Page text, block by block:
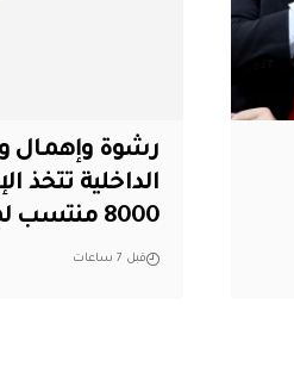
رشوة وإهمال
الداخلية تتخذ
8000 منتسب لمخالفتهم القوانين
قبل 7 ساعات